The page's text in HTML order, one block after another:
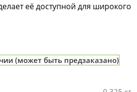
её доступной для широкого
(может быть предзаказано)